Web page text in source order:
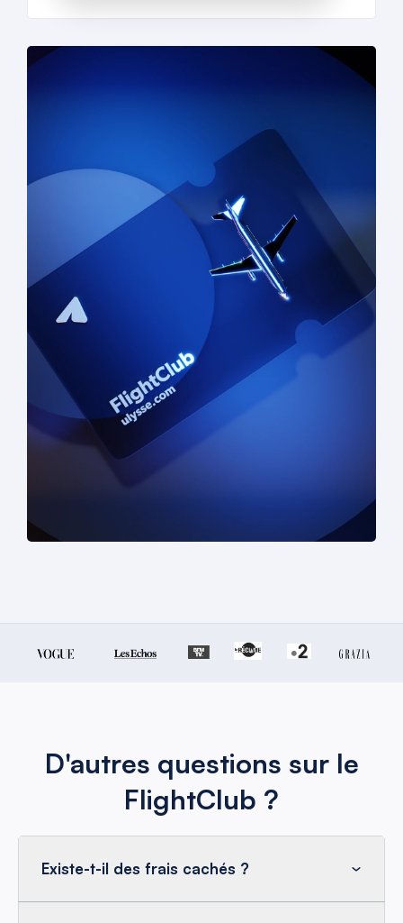
D'autres questions sur le
FlightClub ?
Existe-t-il des frais cachés ?